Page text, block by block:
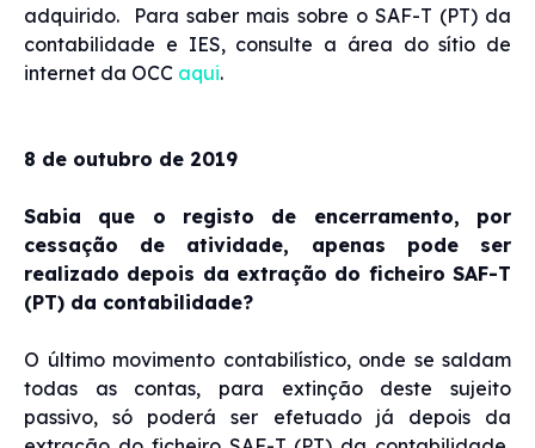
adquirido. Para saber mais sobre o SAF-T (PT) da
contabilidade e IES, consulte a área do sítio de
internet da OCC aqui.
8 de outubro de 2019
Sabia que o registo de encerramento, por
cessação de atividade, apenas pode ser
realizado depois da extração do ficheiro SAF-T
(PT) da contabilidade?
O último movimento contabilístico, onde se saldam
todas as contas, para extinção deste sujeito
passivo, só poderá ser efetuado já depois da